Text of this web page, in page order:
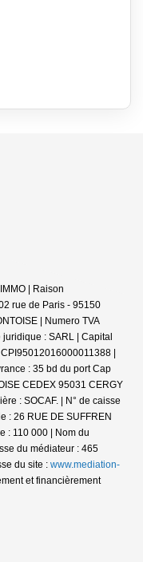
| Raison
rue de Paris - 95150
| Numero TVA
: SARL | Capital
|
: 35 bd du port Cap
CEDEX 95031 CERGY
: SOCAF. | N° de caisse
: 26 RUE DE SUFFREN
: 110 000 | Nom du
du médiateur : 465
du site : www.mediation-
et financièrement